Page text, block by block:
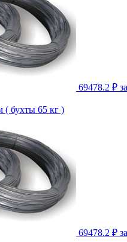
69478.2 ₽ за
( бухты 65 кг )
69478.2 ₽ за